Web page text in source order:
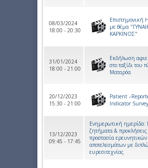
08/03/2024
18:00 - 20:30
Επιστημονική
με θέμα
ΚΑΡΚΙΝΟΣ"
31/01/2024
18:00 - 21:00
Εκδήλωση
στο ταξίδι του
Ματαρόα
20/12/2023
15:30 - 21:00
Patient
Indicator
13/12/2023
09:45 - 17:45
Ενημερωτική ημερίδα:
ζητήματα & προκλήσεις
προστασία ερευνητικών
αποτελεσμάτων με
ευρεσιτεχνίας